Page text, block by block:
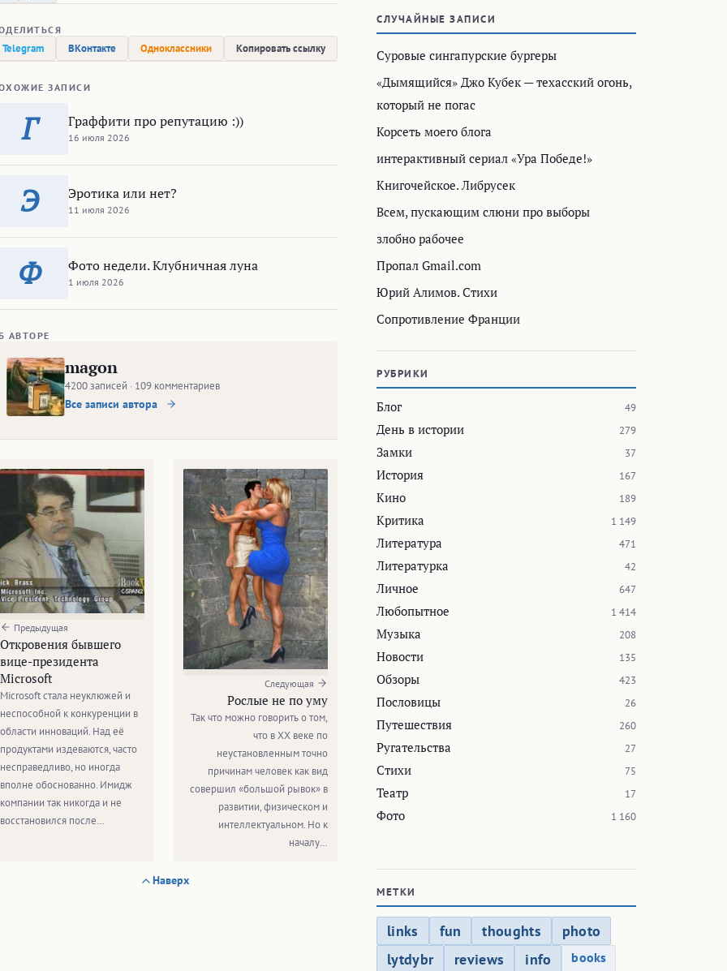
Telegram ВКонтакте Одноклассники Копировать ссылку
ЗАПИСИ
Г Граффити про репутацию :))
16 июля 2026
Э Эротика или нет?
11 июля 2026
Ф Фото недели. Клубничная луна
1 июля 2026
АВТОРЕ
magon
4200 записей · 109 комментариев
Все записи автора
Предыдущая
Откровения бывшего
вице-президента
Microsoft
Microsoft стала неуклюжей и
неспособной к конкуренции в
области инноваций. Над её
продуктами издеваются, часто
несправедливо, но иногда
вполне обоснованно. Имидж
компании так никогда и не
восстановился после…
Следующая
Рослые не по уму
Так что можно говорить о том,
что в ХХ веке по
неустановленным точно
причинам человек как вид
совершил «большой рывок» в
развитии, физическом и
интеллектуальном. Но к
началу…
Наверх
СЛУЧАЙНЫЕ ЗАПИСИ
Суровые сингапурские бургеры
«Дымящийся» Джо Кубек — техасский огонь,
который не погас
Корсеть моего блога
интерактивный сериал «Ура Победе!»
Книгочейское. Либрусек
Всем, пускающим слюни про выборы
злобно рабочее
Пропал Gmail.com
Юрий Алимов. Стихи
Сопротивление Франции
РУБРИКИ
Блог 49
День в истории 279
Замки 37
История 167
Кино 189
Критика 1 149
Литература 471
Литературка 42
Личное 647
Любопытное 1 414
Музыка 208
Новости 135
Обзоры 423
Пословицы 26
Путешествия 260
Ругательства 27
Стихи 75
Театр 17
Фото 1 160
МЕТКИ
links fun thoughts
photo
lytdybr
reviews info
books